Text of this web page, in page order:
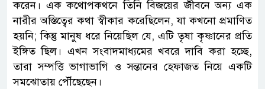
করেন। এক কথোপকথনে তিনি বিজয়ের জীবনে অন্য এক
নারীর অস্তিত্বের কথা স্বীকার করেছিলেন, যা কখনো প্রমাণিত
হয়নি; কিন্তু মানুষ ধরে নিয়েছিল যে, এটি তৃষা কৃষ্ণানের প্রতি
ইঙ্গিত ছিল। এখন সংবাদমাধ্যমের খবরে দাবি করা হচ্ছে,
তারা সম্পত্তি ভাগাভাগি ও সন্তানের হেফাজত নিয়ে একটি
সমঝোতায় পৌঁছেছেন।